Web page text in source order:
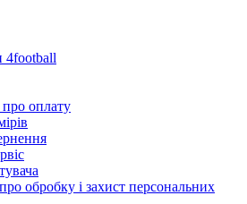
4football
оплату
обробку і захист персональних